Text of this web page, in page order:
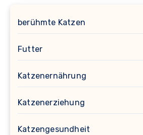
berühmte Katzen
Futter
Katzenernährung
Katzenerziehung
Katzengesundheit